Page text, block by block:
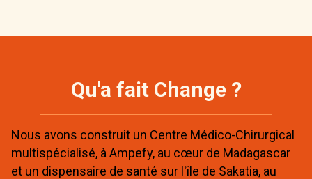
Qu'a fait Change ?
Nous avons construit un Centre Médico-Chirurgical
multispécialisé, à Ampefy, au cœur de Madagascar
et un dispensaire de santé sur l'île de Sakatia, au